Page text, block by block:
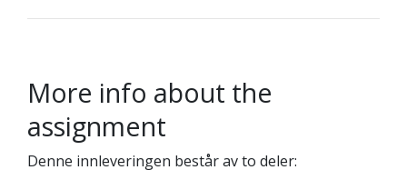
More info about the
assignment
Denne innleveringen består av to deler: